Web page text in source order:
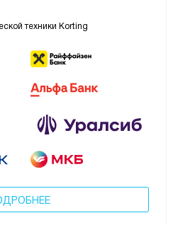
техники Korting